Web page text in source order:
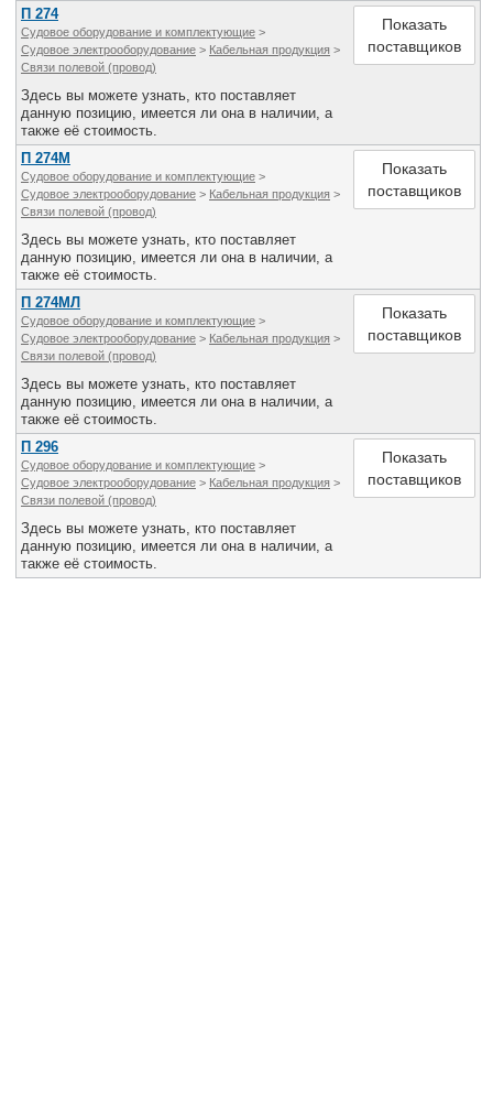
П 274
Судовое оборудование и комплектующие >
Судовое электрооборудование > Кабельная продукция >
Связи полевой (провод)
Здесь вы можете узнать, кто поставляет
данную позицию, имеется ли она в наличии, а
также её стоимость.
Показать
поставщиков
П 274М
Судовое оборудование и комплектующие >
Судовое электрооборудование > Кабельная продукция >
Связи полевой (провод)
Здесь вы можете узнать, кто поставляет
данную позицию, имеется ли она в наличии, а
также её стоимость.
Показать
поставщиков
П 274МЛ
Судовое оборудование и комплектующие >
Судовое электрооборудование > Кабельная продукция >
Связи полевой (провод)
Здесь вы можете узнать, кто поставляет
данную позицию, имеется ли она в наличии, а
также её стоимость.
Показать
поставщиков
П 296
Судовое оборудование и комплектующие >
Судовое электрооборудование > Кабельная продукция >
Связи полевой (провод)
Здесь вы можете узнать, кто поставляет
данную позицию, имеется ли она в наличии, а
также её стоимость.
Показать
поставщиков